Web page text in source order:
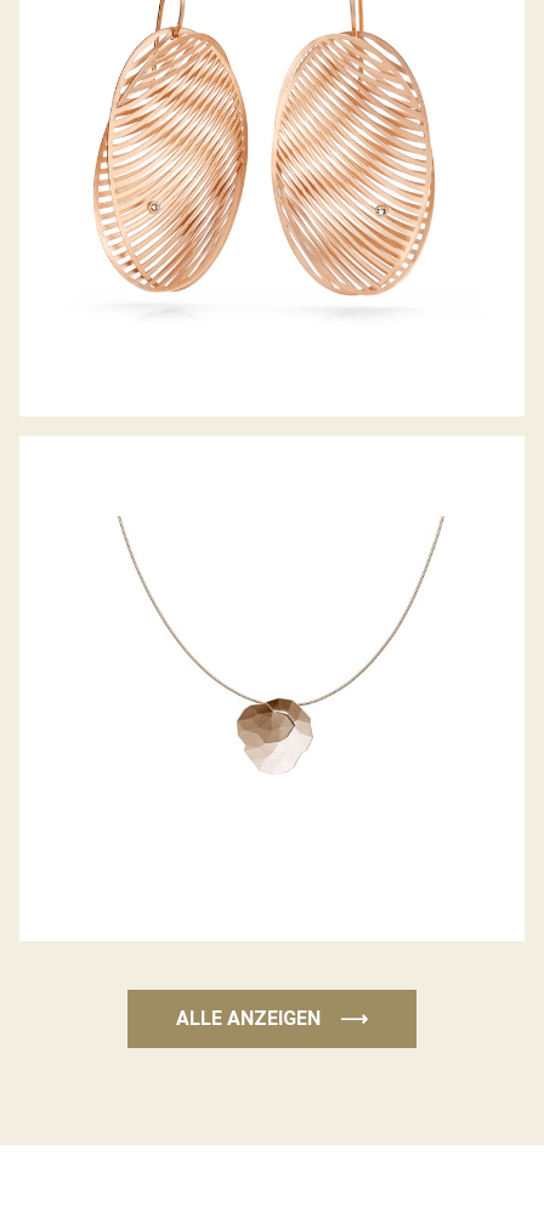
OHRHÄNGER MIRAGE
ANHÄNGER TOPIA LITTLE
ALLE ANZEIGEN ⟶